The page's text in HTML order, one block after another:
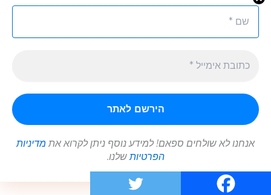
אנחנו לא שולחים ספאם! למידע נוסף ניתן לקרוא את מדיניות
הפרטיותשלנו.
פוליטיקה
פלסטינים(10)
(45)
רוסיה
שאר העולם
Copyright © 2026 | Powered byAstra WordPress Theme